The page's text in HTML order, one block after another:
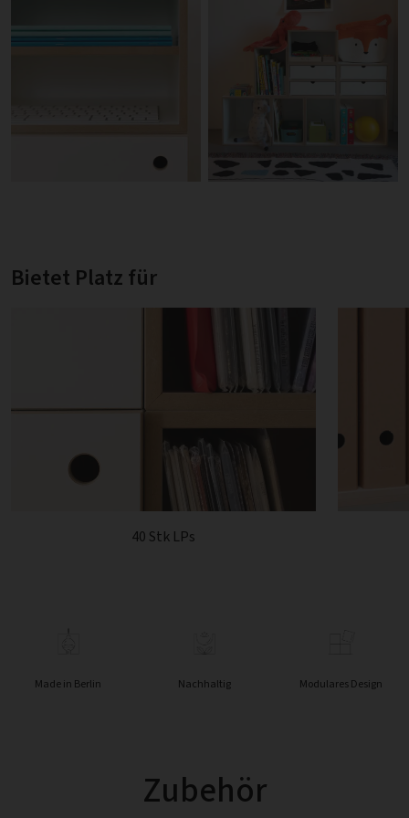
Bietet Platz für
40 Stk LPs
Made in Berlin Nachhaltig Modulares Design
Zubehör